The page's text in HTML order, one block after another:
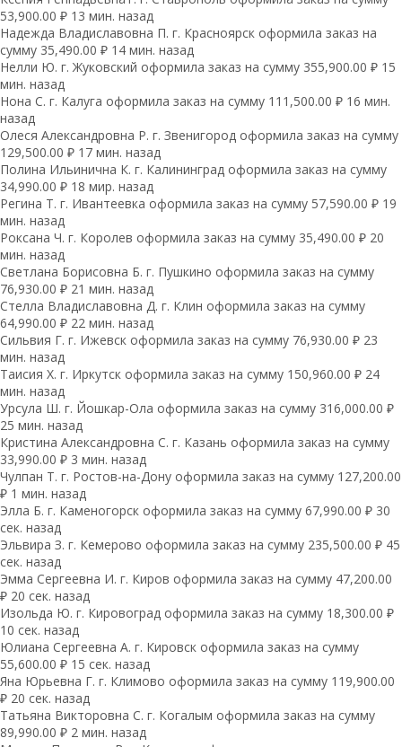
53,900.00 ₽ 13 мин. назад
Надежда Владиславовна П. г. Красноярск оформила заказ на
сумму 35,490.00 ₽ 14 мин. назад
Нелли Ю. г. Жуковский оформила заказ на сумму 355,900.00 ₽ 15
мин. назад
Нона С. г. Калуга оформила заказ на сумму 111,500.00 ₽ 16 мин.
назад
Олеся Александровна Р. г. Звенигород оформила заказ на сумму
129,500.00 ₽ 17 мин. назад
Полина Ильинична К. г. Калининград оформила заказ на сумму
34,990.00 ₽ 18 мир. назад
Регина Т. г. Ивантеевка оформила заказ на сумму 57,590.00 ₽ 19
мин. назад
Роксана Ч. г. Королев оформила заказ на сумму 35,490.00 ₽ 20
мин. назад
Светлана Борисовна Б. г. Пушкино оформила заказ на сумму
76,930.00 ₽ 21 мин. назад
Стелла Владиславовна Д. г. Клин оформила заказ на сумму
64,990.00 ₽ 22 мин. назад
Сильвия Г. г. Ижевск оформила заказ на сумму 76,930.00 ₽ 23
мин. назад
Таисия Х. г. Иркутск оформила заказ на сумму 150,960.00 ₽ 24
мин. назад
Урсула Ш. г. Йошкар-Ола оформила заказ на сумму 316,000.00 ₽
25 мин. назад
Кристина Александровна С. г. Казань оформила заказ на сумму
33,990.00 ₽ 3 мин. назад
Чулпан Т. г. Ростов-на-Дону оформила заказ на сумму 127,200.00
₽ 1 мин. назад
Элла Б. г. Каменогорск оформила заказ на сумму 67,990.00 ₽ 30
сек. назад
Эльвира З. г. Кемерово оформила заказ на сумму 235,500.00 ₽ 45
сек. назад
Эмма Сергеевна И. г. Киров оформила заказ на сумму 47,200.00
₽ 20 сек. назад
Изольда Ю. г. Кировоград оформила заказ на сумму 18,300.00 ₽
10 сек. назад
Юлиана Сергеевна А. г. Кировск оформила заказ на сумму
55,600.00 ₽ 15 сек. назад
Яна Юрьевна Г. г. Климово оформила заказ на сумму 119,900.00
₽ 20 сек. назад
Татьяна Викторовна С. г. Когалым оформила заказ на сумму
89,990.00 ₽ 2 мин. назад